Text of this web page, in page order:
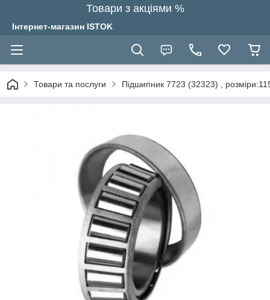
Товари з акціями %
Інтернет-магазин ISTOK
Товари та послуги Підшипник 7723 (32323) ,